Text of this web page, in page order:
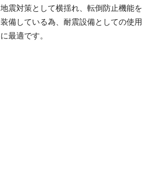
地震対策として横揺れ、転倒防止機能を
装備している為、耐震設備としての使用
に最適です。